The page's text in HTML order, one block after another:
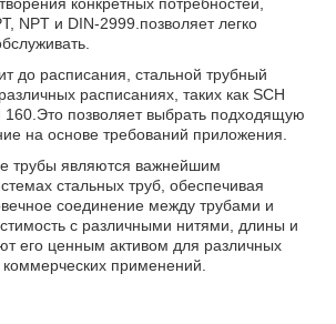
NPT и DIN-2999.позволяет легко
до расписания, стальной трубный
расписаниях, таких как SCH
160.Это позволяет выбрать подходящую
на основе требований приложения.
трубы являются важнейшим
стальных труб, обеспечивая
соединение между трубами и
с различными нитями, длины и
его ценным активом для различных
применений.